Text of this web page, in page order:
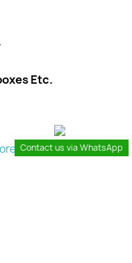
Etc.
Contact us via WhatsApp